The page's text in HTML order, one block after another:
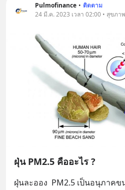
Pulmofinance • ติดตาม
24 มี.ค. 2023 เวลา 02:00 • สุขภาพ
ฝุ่น PM2.5 คืออะไร ?
ฝุ่นละออง  PM2.5 เป็นอนุภาคข